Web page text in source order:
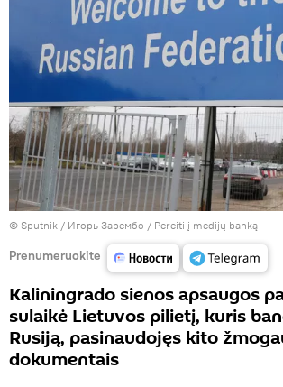
© Sputnik / Игорь Зарембо / Pereiti į medijų banką
Prenumeruokite
Kaliningrado sienos apsaugos
sulaikė Lietuvos pilietį, kuris
Rusiją, pasinaudojęs kito
dokumentais